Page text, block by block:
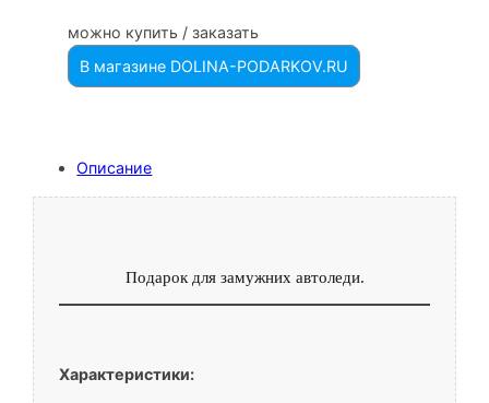
можно купить / заказать
В магазине DOLINA-PODARKOV.RU
Описание
Подарок для замужних автоледи.
Характеристики: